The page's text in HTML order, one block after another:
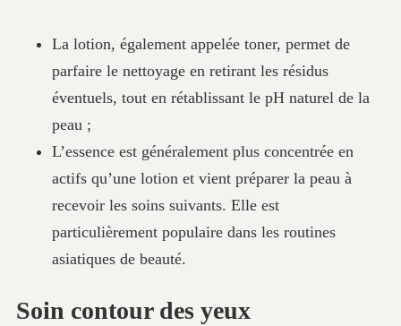
La lotion, également appelée toner, permet de
parfaire le nettoyage en retirant les résidus
éventuels, tout en rétablissant le pH naturel de la
peau ;
L’essence est généralement plus concentrée en
actifs qu’une lotion et vient préparer la peau à
recevoir les soins suivants. Elle est
particulièrement populaire dans les routines
asiatiques de beauté.
Soin contour des yeux